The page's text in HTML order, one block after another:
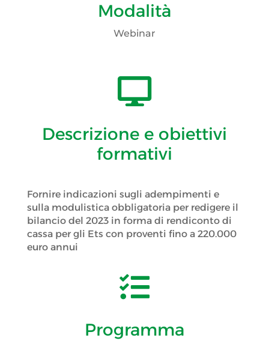
Modalità
Webinar

Descrizione e obiettivi
formativi
Fornire indicazioni sugli adempimenti e
sulla modulistica obbligatoria per redigere il
bilancio del 2023 in forma di rendiconto di
cassa per gli Ets con proventi fino a 220.000
euro annui

Programma